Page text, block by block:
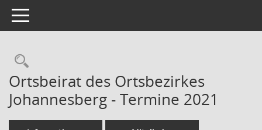
Toggle navigation
Rechercheauswahl
Ortsbeirat des Ortsbezirkes
Johannesberg - Termine 2021